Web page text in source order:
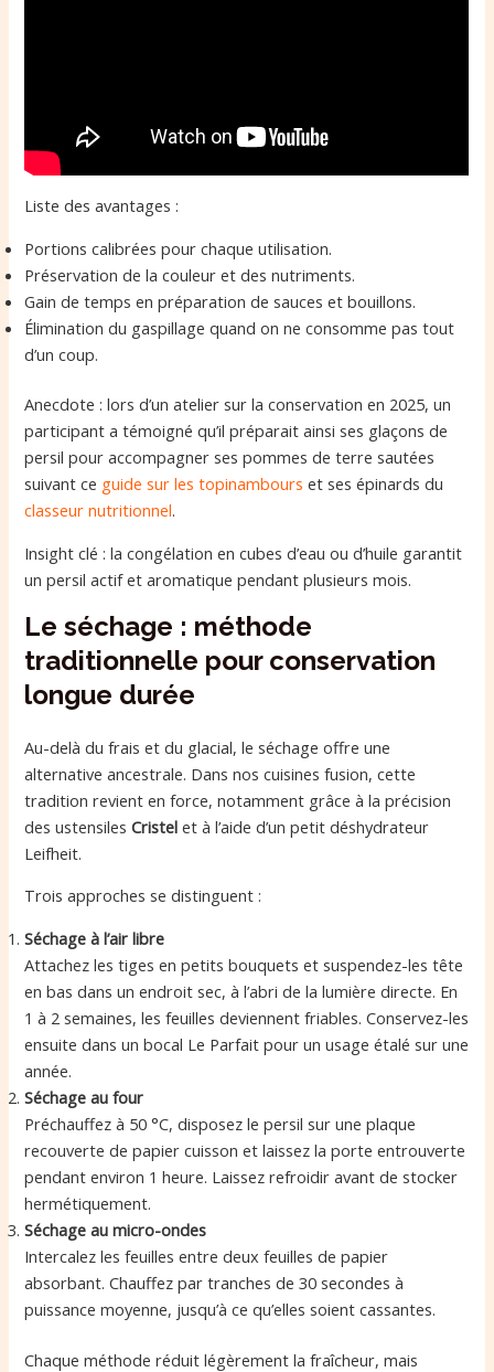
Liste des avantages :
Portions calibrées pour chaque utilisation.
Préservation de la couleur et des nutriments.
Gain de temps en préparation de sauces et bouillons.
Élimination du gaspillage quand on ne consomme pas tout
d’un coup.
Anecdote : lors d’un atelier sur la conservation en 2025, un
participant a témoigné qu’il préparait ainsi ses glaçons de
persil pour accompagner ses pommes de terre sautées
suivant ce guide sur les topinambours et ses épinards du
classeur nutritionnel.
Insight clé : la congélation en cubes d’eau ou d’huile garantit
un persil actif et aromatique pendant plusieurs mois.
Le séchage : méthode
traditionnelle pour conservation
longue durée
Au-delà du frais et du glacial, le séchage offre une
alternative ancestrale. Dans nos cuisines fusion, cette
tradition revient en force, notamment grâce à la précision
des ustensilesCristel et à l’aide d’un petit déshydrateur
Leifheit.
Trois approches se distinguent :
Séchage à l’air libre
Attachez les tiges en petits bouquets et suspendez-les tête
en bas dans un endroit sec, à l’abri de la lumière directe. En
1 à 2 semaines, les feuilles deviennent friables. Conservez-les
ensuite dans un bocal Le Parfait pour un usage étalé sur une
année.
Séchage au four
Préchauffez à 50 °C, disposez le persil sur une plaque
recouverte de papier cuisson et laissez la porte entrouverte
pendant environ 1 heure. Laissez refroidir avant de stocker
hermétiquement.
Séchage au micro-ondes
Intercalez les feuilles entre deux feuilles de papier
absorbant. Chauffez par tranches de 30 secondes à
puissance moyenne, jusqu’à ce qu’elles soient cassantes.
Chaque méthode réduit légèrement la fraîcheur, mais